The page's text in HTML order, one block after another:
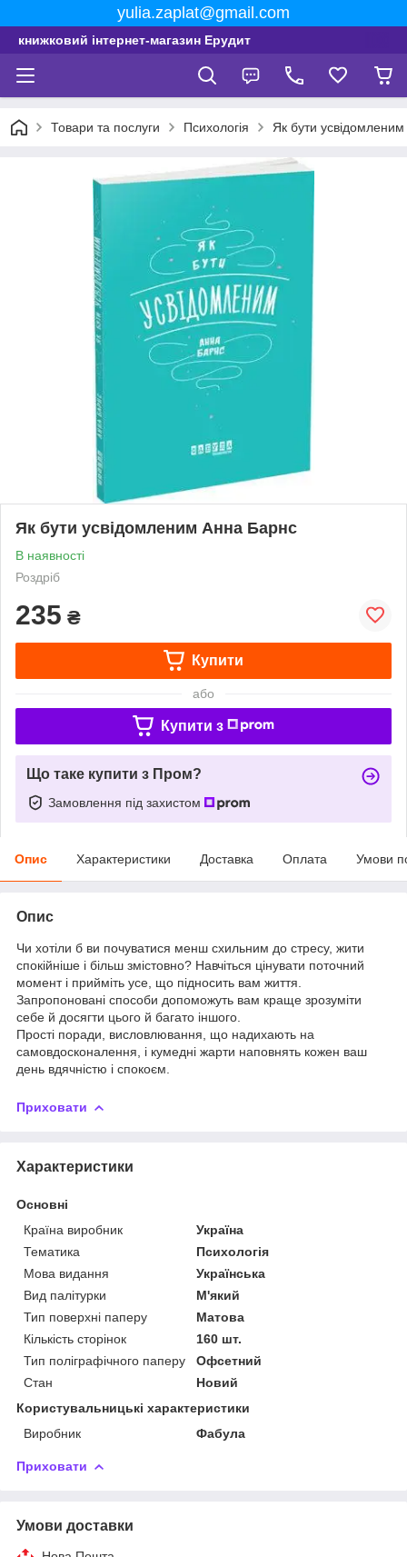
yulia.zaplat@gmail.com
книжковий інтернет-магазин Ерудит
Товари та послуги Психологія Як бути
Як бути усвідомленим Анна Барнс
В наявності
Роздріб
235 ₴
Купити
або
Купити з
Що таке купити з Пром?
Замовлення під захистом
Опис Характеристики Доставка Оплата Умови
Опис
Чи хотіли б ви почуватися менш схильним до стресу, жити
спокійніше і більш змістовно? Навчіться цінувати поточний
момент і прийміть усе, що підносить вам життя.
Запропоновані способи допоможуть вам краще зрозуміти
себе й досягти цього й багато іншого.
Прості поради, висловлювання, що надихають на
самовдосконалення, і кумедні жарти наповнять кожен ваш
день вдячністю і спокоєм.
Приховати
Характеристики
Основні
Країна виробник
Україна
Тематика
Психологія
Мова видання
Українська
Вид палітурки
М'який
Тип поверхні паперу
Матова
Кількість сторінок
160 шт.
Тип поліграфічного паперу
Офсетний
Стан
Новий
Користувальницькі характеристики
Виробник
Фабула
Приховати
Умови доставки